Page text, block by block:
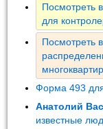
Посмотреть
для
Посмотреть
Форма 493
Анатолий
известные